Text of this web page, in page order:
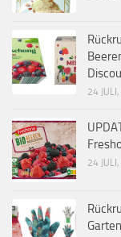
24
24